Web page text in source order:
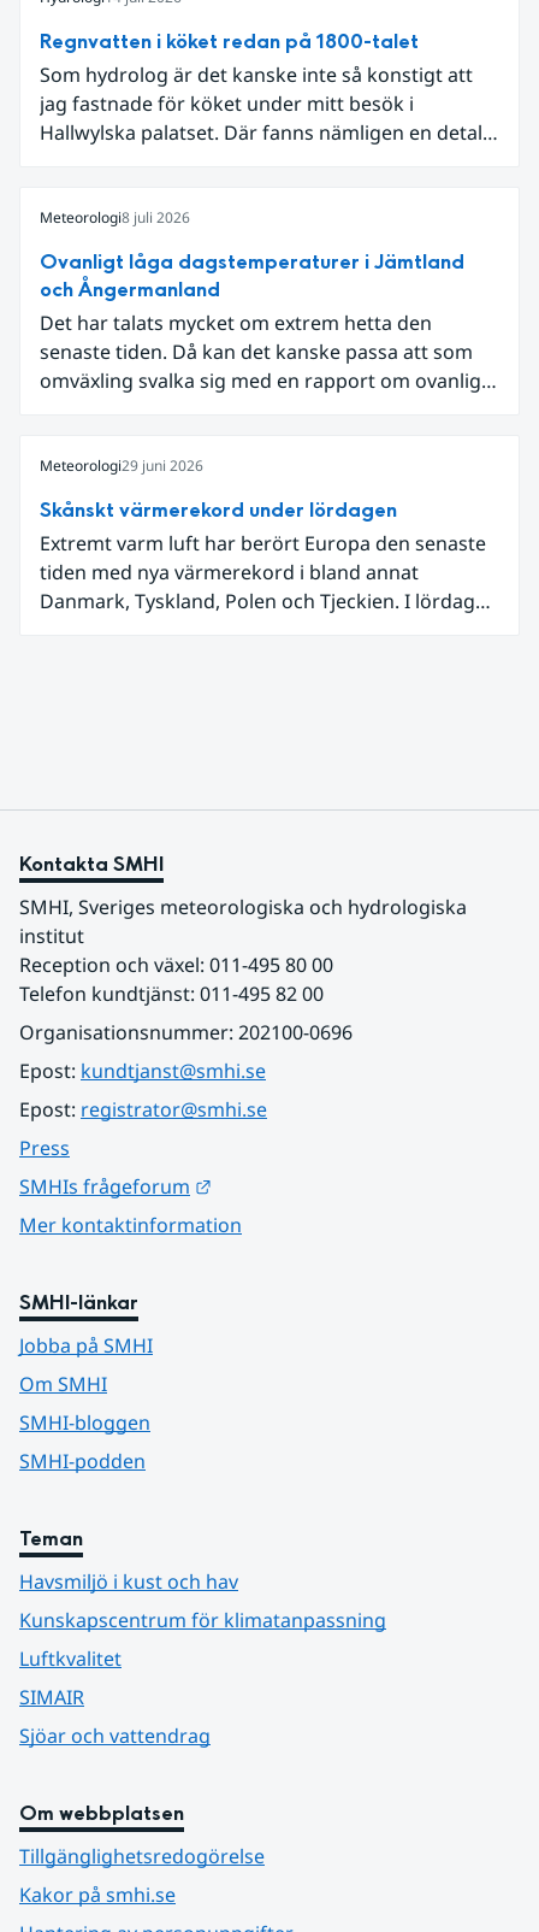
Regnvatten i köket redan på 1800-talet
Som hydrolog är det kanske inte så konstigt att
jag fastnade för köket under mitt besök i
Hallwylska palatset. Där fanns nämligen en detalj
Meteorologi8 juli 2026
Ovanligt låga dagstemperaturer i Jämtland
och Ångermanland
Det har talats mycket om extrem hetta den
senaste tiden. Då kan det kanske passa att som
omväxling svalka sig med en rapport om ovanligt
Meteorologi29 juni 2026
Skånskt värmerekord under lördagen
Extremt varm luft har berört Europa den senaste
tiden med nya värmerekord i bland annat
Danmark, Tyskland, Polen och Tjeckien. I lördags
Kontakta SMHI
SMHI, Sveriges meteorologiska och hydrologiska
institut
Reception och växel: 011-495 80 00
Telefon kundtjänst: 011-495 82 00
Organisationsnummer: 202100-0696
Epost: kundtjanst@smhi.se
Epost: registrator@smhi.se
Press
SMHIs frågeforum
Mer kontaktinformation
SMHI-länkar
Jobba på SMHI
Om SMHI
SMHI-bloggen
SMHI-podden
Teman
Havsmiljö i kust och hav
Kunskapscentrum för klimatanpassning
Luftkvalitet
SIMAIR
Sjöar och vattendrag
Om webbplatsen
Tillgänglighetsredogörelse
Kakor på smhi.se